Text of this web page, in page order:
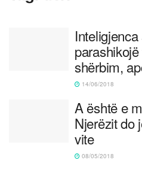
shërbim,
14/06/2018
A është e
Njerëzit do
vite
08/05/2018